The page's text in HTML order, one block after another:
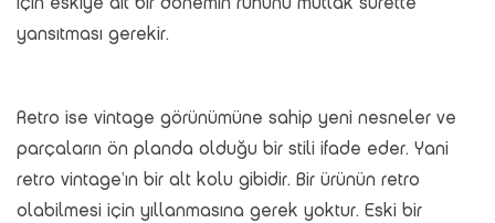
yansıtması gerekir.
Retro ise vintage görünümüne sahip yeni nesneler ve
parçaların ön planda olduğu bir stili ifade eder. Yani
retro vintage’ın bir alt kolu gibidir. Bir ürünün retro
olabilmesi için yıllanmasına gerek yoktur. Eski bir